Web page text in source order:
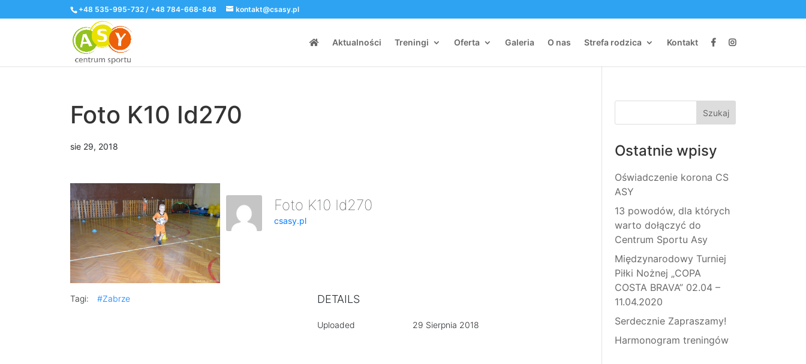
+48 535-995-732 / +48 784-668-848 kontakt@csasy.pl
Aktualności Treningi Oferta Galeria O nas Strefa rodzica Kontakt
Foto K10 Id270
sie 29, 2018
Foto K10 Id270
csasy.pl
Tagi: #Zabrze DETAILS
Uploaded 29 Sierpnia 2018
Ostatnie wpisy
Oświadczenie korona CS
ASY
13 powodów, dla których
warto dołączyć do
Centrum Sportu Asy
Międzynarodowy Turniej
Piłki Nożnej „COPA
COSTA BRAVA” 02.04 –
11.04.2020
Serdecznie Zapraszamy!
Harmonogram treningów